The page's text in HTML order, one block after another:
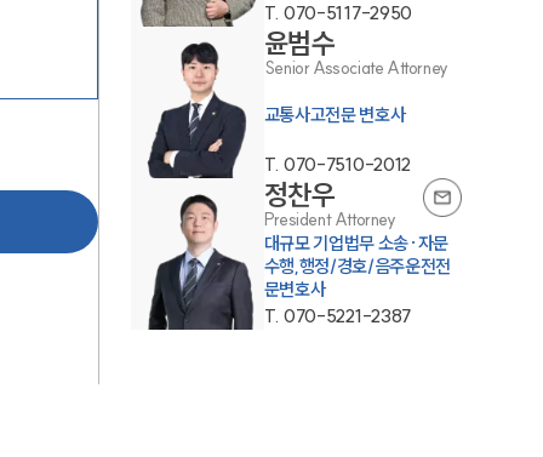
팀소개
팀소개
대륜의 강점
오시는 길
T. 070-5117-2950
윤범수
Senior Associate Attorney
교통사고전문 변호사
T. 070-7510-2012
정찬우
President Attorney
대규모 기업법무 소송·자문
수행,행정/경호/음주운전전
문변호사
T. 070-5221-2387